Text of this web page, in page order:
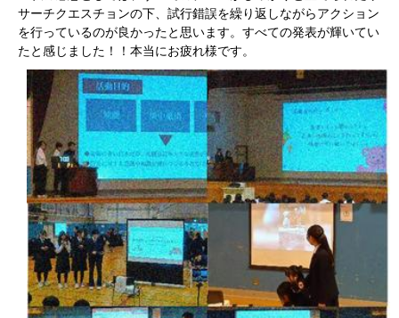
サーチクエスチョンの下、試行錯誤を繰り返しながらアクション
を行っているのが良かったと思います。すべての発表が輝いてい
たと感じました！！本当にお疲れ様です。